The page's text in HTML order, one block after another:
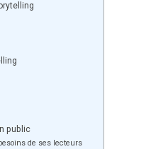
public
de ses lecteurs